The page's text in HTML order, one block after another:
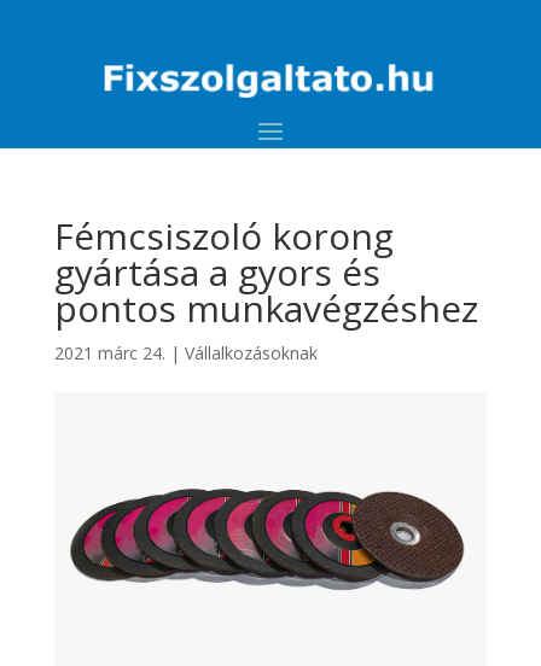
Fémcsiszoló korong
gyártása a gyors és
pontos munkavégzéshez
2021 márc 24. | Vállalkozásoknak